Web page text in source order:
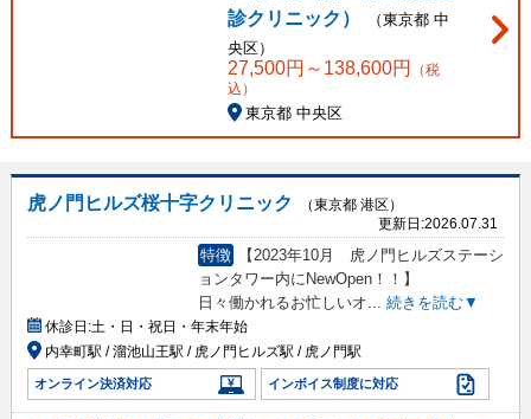
診クリニック）
（東京都 中
央区）
27,500円～ 138,600円
（税
込）
東京都 中央区
虎ノ門ヒルズ桜十字クリニック
（東京都 港区）
更新日:2026.07.31
特徴
【2023年10月 虎ノ門ヒルズステーシ
ョンタワー内にNewOpen！！】
日々働かれるお忙しいオ... 続きを読む▼
休診日:土・日・祝日・年末年始
内幸町駅 / 溜池山王駅 / 虎ノ門ヒルズ駅 / 虎ノ門駅
オンライン決済対応 インボイス制度に対応